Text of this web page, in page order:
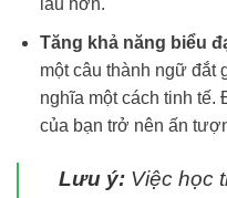
lâu hơn.
Tăng khả năng biểu
một câu thành ngữ đắt
nghĩa một cách tinh tế.
của bạn trở nên ấn
Lưu ý: Việc học